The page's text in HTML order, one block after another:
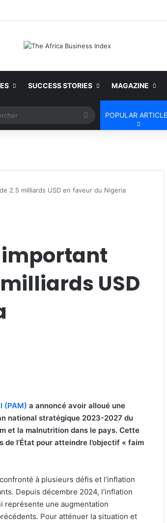
SUCCESS STORIES MAGAZINE
Rechercher
POPULAR
2.5 milliards USD en faveur du Nigeria
important
USD
(PAM) a annoncé avoir alloué une
national stratégique 2023-2027 du
et la malnutrition dans le pays. Cette
l’État pour atteindre l’objectif « faim
à plusieurs défis et l’inflation
Depuis décembre 2024, l’inflation
représente une augmentation
Pour atténuer la situation et